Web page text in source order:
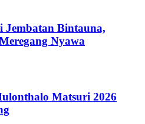
Jembatan Bintauna,
Nyawa
Matsuri 2026